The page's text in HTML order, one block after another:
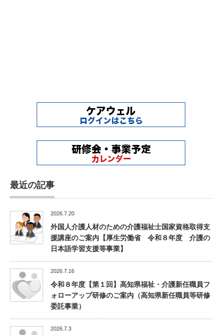
最近の記事
2026.7.20
外国人介護人材のための介護福祉士国家資格取得支
援講座のご案内【厚生労働省 令和８年度 介護の
日本語学習支援等事業】
2026.7.16
令和８年度【第１回】高知県福祉・介護新任職員フ
ォローアップ研修のご案内（高知県新任職員等研修
委託事業）
2026.7.3